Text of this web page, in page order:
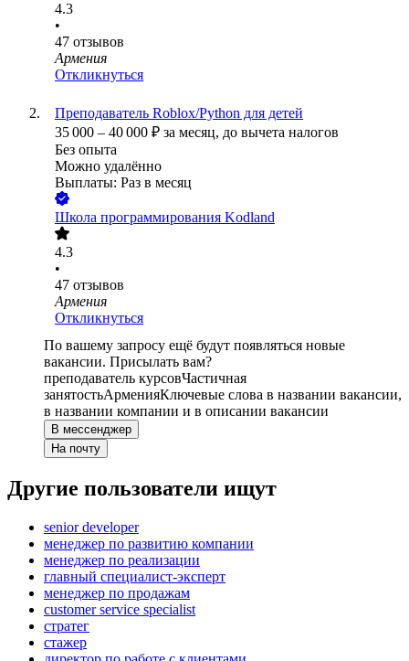
4.3
•
47 отзывов
Армения
Откликнуться
Преподаватель Roblox/Python для детей
35 000 – 40 000 ₽ за месяц, до вычета налогов
Без опыта
Можно удалённо
Выплаты: Раз в месяц
Школа программирования Kodland
4.3
•
47 отзывов
Армения
Откликнуться
По вашему запросу ещё будут появляться новые
вакансии. Присылать вам?
преподаватель курсовЧастичная
занятостьАрменияКлючевые слова в названии вакансии,
в названии компании и в описании вакансии
В мессенджер
На почту
Другие пользователи ищут
senior developer
менеджер по развитию компании
менеджер по реализации
главный специалист-эксперт
менеджер по продажам
customer service specialist
стратег
стажер